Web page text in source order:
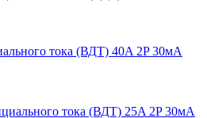
тока (ВДТ) 40A 2P 30мА